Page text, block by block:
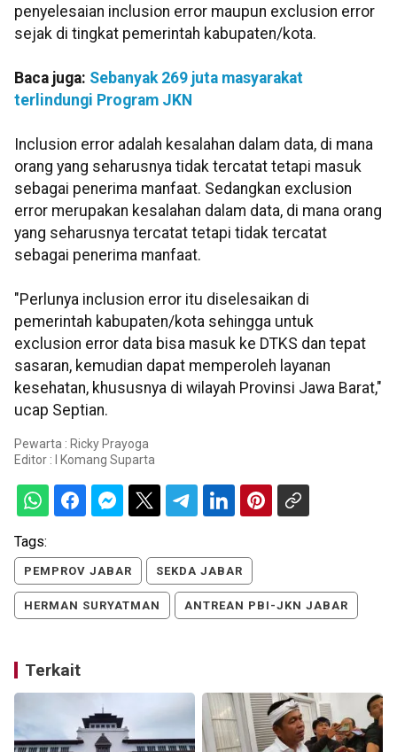
penyelesaian inclusion error maupun exclusion error
sejak di tingkat pemerintah kabupaten/kota.
Baca juga: Sebanyak 269 juta masyarakat
terlindungi Program JKN
Inclusion error adalah kesalahan dalam data, di mana
orang yang seharusnya tidak tercatat tetapi masuk
sebagai penerima manfaat. Sedangkan exclusion
error merupakan kesalahan dalam data, di mana orang
yang seharusnya tercatat tetapi tidak tercatat
sebagai penerima manfaat.
"Perlunya inclusion error itu diselesaikan di
pemerintah kabupaten/kota sehingga untuk
exclusion error data bisa masuk ke DTKS dan tepat
sasaran, kemudian dapat memperoleh layanan
kesehatan, khususnya di wilayah Provinsi Jawa Barat,"
ucap Septian.
Pewarta : Ricky Prayoga
Editor :
I Komang Suparta
Tags:
PEMPROV JABAR SEKDA JABAR
HERMAN SURYATMAN ANTREAN PBI-JKN JABAR
Terkait